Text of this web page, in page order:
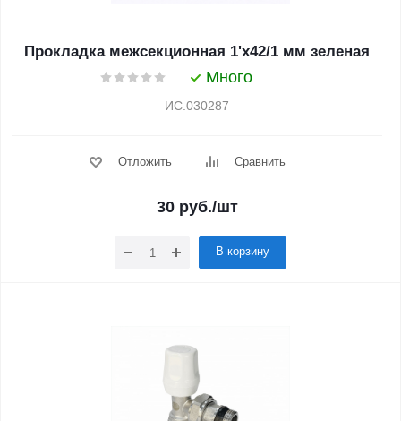
Прокладка межсекционная 1'х42/1 мм зеленая
Много
ИС.030287
Отложить Сравнить
30 руб./шт
В корзину